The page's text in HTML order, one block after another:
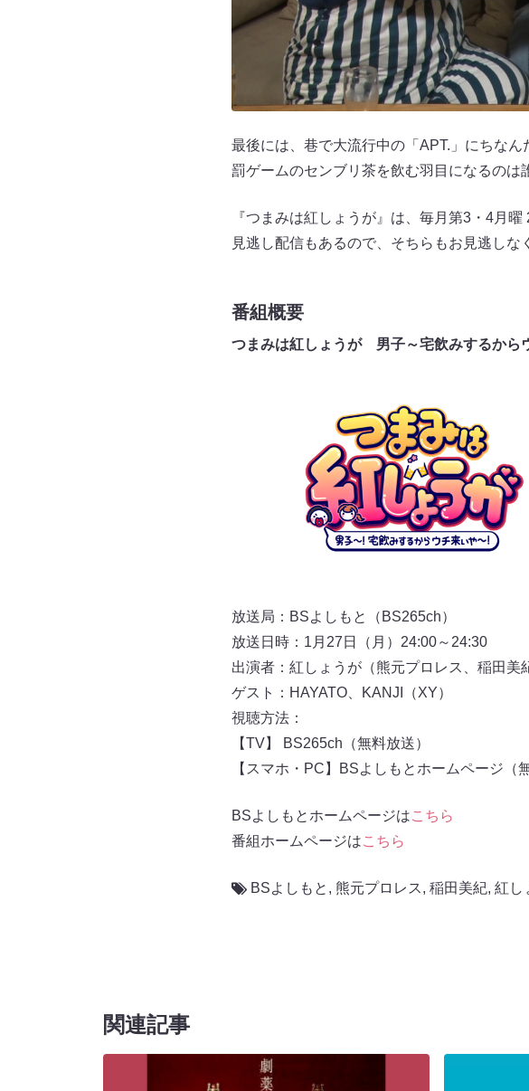
最後には、巷で大流行中の「APT.」にちな
罰ゲームのセンブリ茶を飲む羽目になるのは
『つまみは紅しょうが』は、毎月第3・4月
見逃し配信もあるので、そちらもお見逃しな
番組概要
つまみは紅しょうが 男子～宅飲みするから
放送局：BSよしもと（BS265ch）
放送日時：1月27日（月）24:00～24:30
出演者：紅しょうが（熊元プロレス、稲田美
ゲスト：HAYATO、KANJI（XY）
視聴方法：
【TV】 BS265ch（無料放送）
【スマホ・PC】BSよしもとホームページ（
BSよしもとホームページはこちら
番組ホームページはこちら
BSよしもと , 熊元プロレス, 稲田美紀, 紅し
関連記事